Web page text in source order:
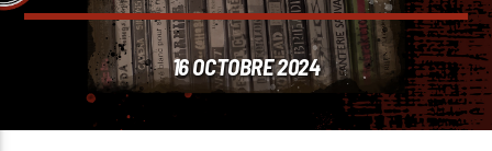
16 OCTOBRE 2024